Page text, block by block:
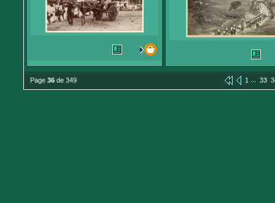
Page 36 de 349 1 ... 33